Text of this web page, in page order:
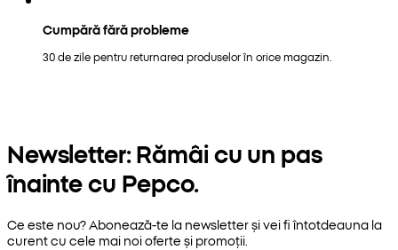
Cumpără fără probleme
30 de zile pentru returnarea produselor în orice magazin.
Newsletter: Rămâi cu un pas
înainte cu Pepco.
Ce este nou? Abonează-te la newsletter și vei fi întotdeauna la
curent cu cele mai noi oferte și promoții.